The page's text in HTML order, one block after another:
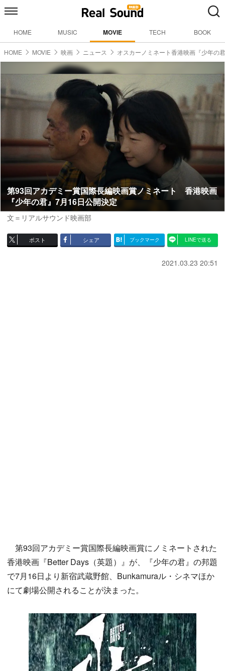
HOME MUSIC MOVIE TECH BOOK
HOME MOVIE 映画 ニュース オスカーノミネート香港映画『少年の
第93回アカデミー賞国際長編映画賞ノミネート 香港映画
『少年の君』7月16日公開決定
文＝リアルサウンド映画部
ポスト シェア ブックマーク LINEで送る
2021.03.23 20:51
第93回アカデミー賞国際長編映画賞にノミネートされた
香港映画『Better Days（英題）』が、『少年の君』の邦題
で7月16日より新宿武蔵野館、Bunkamuraル・シネマほか
にて劇場公開されることが決まった。